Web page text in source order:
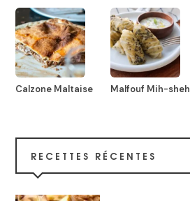
Calzone Maltaise Malfouf Mih-sheh
RECETTES RÉCENTES